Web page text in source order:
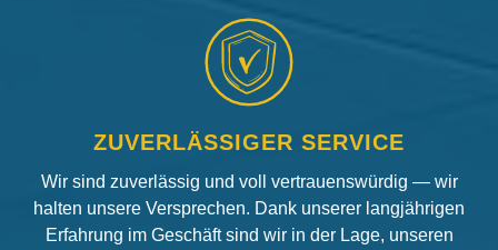
ZUVERLÄSSIGER SERVICE
Wir sind zuverlässig und voll vertrauenswürdig — wir
halten unsere Versprechen. Dank unserer langjährigen
Erfahrung im Geschäft sind wir in der Lage, unseren